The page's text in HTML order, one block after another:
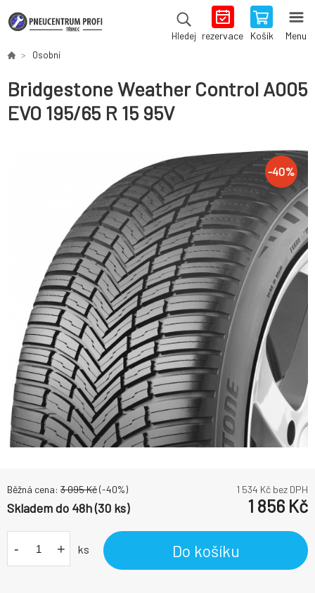
Hledej rezervace Košík Menu
Osobní
Bridgestone Weather Control A005
EVO 195/65 R 15 95V
-40%
Běžná cena: 3 095Kč(-40%) 1 534 Kč bez DPH
Skladem do 48h (30 ks) 1 856 Kč
- + ks Do košíku